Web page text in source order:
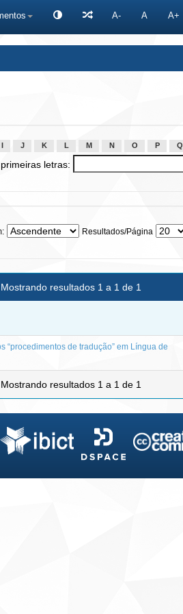
A- A A+
J K L M N O P Q
letras:
Resultados/Página
Mostrando resultados 1 a 1 de 1
“procedimentos de tradução” em Língua de
Mostrando resultados 1 a 1 de 1